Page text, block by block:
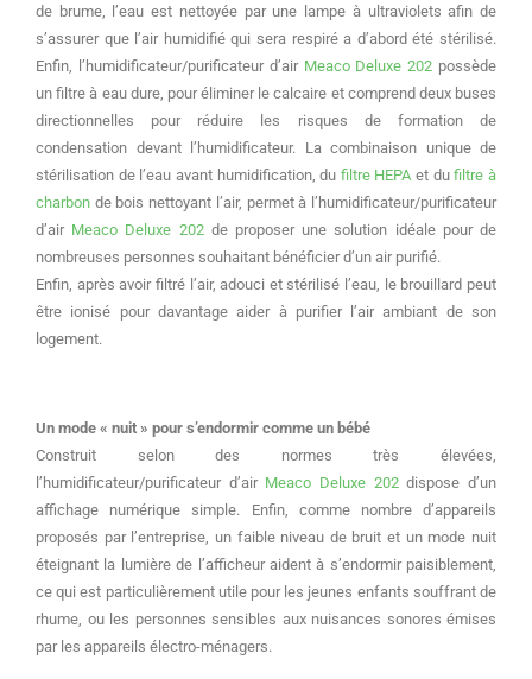
de brume, l’eau est nettoyée par une lampe à ultraviolets afin de
s’assurer que l’air humidifié qui sera respiré a d’abord été stérilisé.
Enfin, l’humidificateur/purificateur d’airMeaco Deluxe 202 possède
un filtre à eau dure, pour éliminer le calcaire et comprend deux buses
directionnelles pour réduire les risques de formation de
condensation devant l’humidificateur. La combinaison unique de
stérilisation de l’eau avant humidification, du filtre HEPA et dufiltre à
charbon de bois nettoyant l’air, permet à l’humidificateur/purificateur
d’air Meaco Deluxe 202de proposer une solution idéale pour de
nombreuses personnes souhaitant bénéficier d’un air purifié.
Enfin, après avoir filtré l’air, adouci et stérilisé l’eau, le brouillard peut
être ionisé pour davantage aider à purifier l’air ambiant de son
logement.
Un mode « nuit » pour s’endormir comme un bébé
Construit selon des normes très élevées,
l’humidificateur/purificateur d’air Meaco Deluxe 202dispose d’un
affichage numérique simple. Enfin, comme nombre d’appareils
proposés par l’entreprise, un faible niveau de bruit et un mode nuit
éteignant la lumière de l’afficheur aident à s’endormir paisiblement,
ce qui est particulièrement utile pour les jeunes enfants souffrant de
rhume, ou les personnes sensibles aux nuisances sonores émises
par les appareils électro-ménagers.